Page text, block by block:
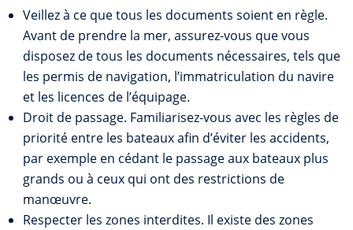
Veillez à ce que tous les documents soient en règle.
Avant de prendre la mer, assurez-vous que vous
disposez de tous les documents nécessaires, tels que
les permis de navigation, l’immatriculation du navire
et les licences de l’équipage.
Droit de passage. Familiarisez-vous avec les règles de
priorité entre les bateaux afin d’éviter les accidents,
par exemple en cédant le passage aux bateaux plus
grands ou à ceux qui ont des restrictions de
manœuvre.
Respecter les zones interdites. Il existe des zones